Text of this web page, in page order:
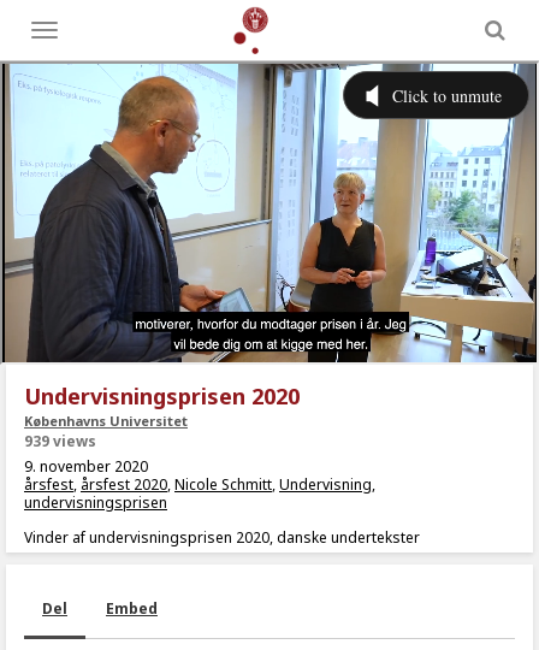
Toggle
menu
Undervisningsprisen 2020
Københavns Universitet
939 views
9. november 2020
årsfest, årsfest 2020,Nicole Schmitt,Undervisning,
undervisningsprisen
Vinder af undervisningsprisen 2020, danske undertekster
Del Embed